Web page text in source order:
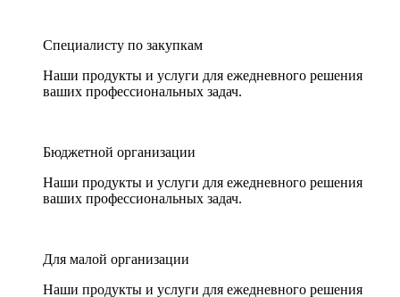
Специалисту по закупкам
Наши продукты и услуги для ежедневного решения
ваших профессиональных задач.
Бюджетной организации
Наши продукты и услуги для ежедневного решения
ваших профессиональных задач.
Для малой организации
Наши продукты и услуги для ежедневного решения